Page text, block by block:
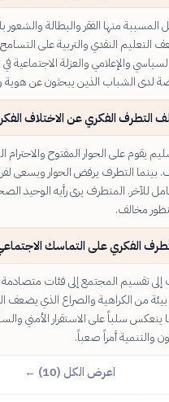
المسببة منها الفقر والبطالة والشعور
التعليم النقدي والتربية على
والإعلامي والعزلة الاجتماعية
لدى الشباب الذين يبحثون عن هوية
التطرف الفكري عن الاختلاف
يقوم على الحوار المفتوح والاحترام
بينما التطرف يرفض الحوار ويسعى
للآخر. المتطرف يرى رأيه الوحيد
مخالف.
الفكري على التماسك
تقسيم المجتمع إلى فئات متصادمة
من الكراهية والصراع الذي يضعف
ينعكس سلباً على الاستقرار الأمني
والتنمية أمراً صعباً.
اعرض الكل (10) ←